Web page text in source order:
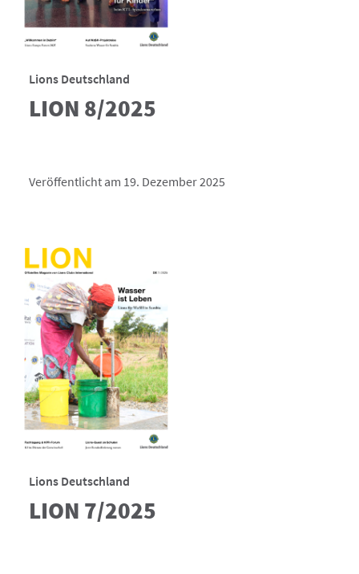
Lions Deutschland
LION 8/2025
Veröffentlicht am 19. Dezember 2025
Lions Deutschland
LION 7/2025